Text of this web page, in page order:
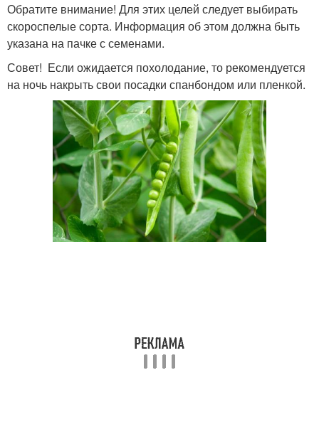
Обратите внимание! Для этих целей следует выбирать
скороспелые сорта. Информация об этом должна быть
указана на пачке с семенами.
Совет! Если ожидается похолодание, то рекомендуется
на ночь накрыть свои посадки спанбондом или пленкой.